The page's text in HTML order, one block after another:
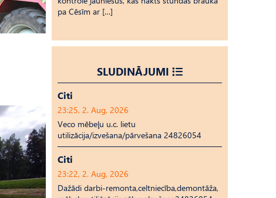
pa Cēsīm ar […]
SLUDINĀJUMI
Citi
23:25, 2. Aug, 2026
Veco mēbeļu u.c. lietu
utilizācija/izvešana/pārvešana 24826054
Citi
23:22, 2. Aug, 2026
Dažādi darbi-remonta,celtniecība,demontāža,